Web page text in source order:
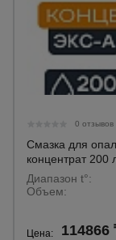
0 отзывов
Смазка для
концентрат 200
Диапазон t°:
Объем:
Цена: 114866